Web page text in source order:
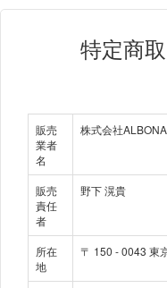
特定商
販売
業者
名
株式会社ALBONA
販売
責任
者
野下 滉貴
所在
地
〒 150 -0043 東